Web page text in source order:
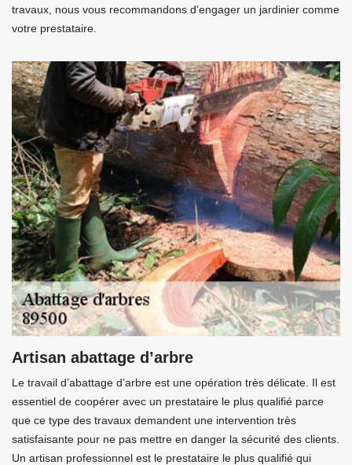
travaux, nous vous recommandons d’engager un jardinier comme
votre prestataire.
Artisan abattage d’arbre
Le travail d’abattage d’arbre est une opération très délicate. Il est
essentiel de coopérer avec un prestataire le plus qualifié parce
que ce type des travaux demandent une intervention très
satisfaisante pour ne pas mettre en danger la sécurité des clients.
Un artisan professionnel est le prestataire le plus qualifié qui